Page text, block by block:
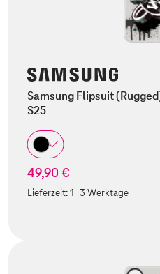
Samsung Flipsuit
S25
49,90 €
Lieferzeit:1-3 Werktage